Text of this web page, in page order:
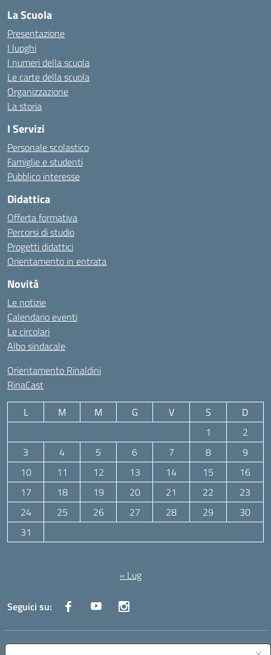
La Scuola
Presentazione
I luoghi
I numeri della scuola
Le carte della scuola
Organizzazione
La storia
I Servizi
Personale scolastico
Famiglie e studenti
Pubblico interesse
Didattica
Offerta formativa
Percorsi di studio
Progetti didattici
Orientamento in entrata
Novità
Le notizie
Calendario eventi
Le circolari
Albo sindacale
Orientamento Rinaldini
RinaCast
L M M G V S
D
1
2
3
4 5 6 7 8
9
10
11 12 13 14 15
16
17
18 19 20 21 22
23
24
25 26 27 28 29
30
31
« Lug
Seguici su:
Indirizzo:Via Canale 1, Ancona